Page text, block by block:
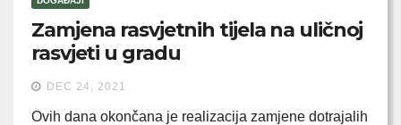
Zamjena rasvjetnih tijela na uličnoj
rasvjeti u gradu
DEC 24, 2021
Ovih dana okončana je realizacija zamjene dotrajalih